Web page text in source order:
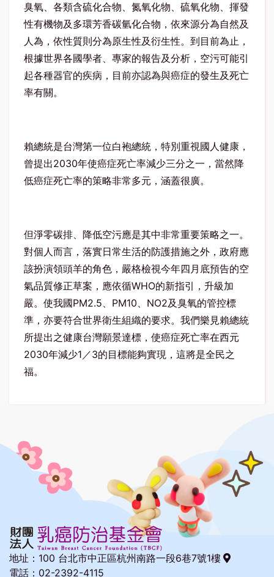
臭氧、各類含硫化合物、氮氧化物、硫氧化物、揮發
性有機物及多環芳香碳氫化合物，依來源分為自然及
人為，依性質則分為原生性及衍生性。到目前為止，
根據世界各國學者、專家的報告及分析，空污可能引
起各種器官的疾病，目前亦認為與癌症的發生及死亡
率有關。
賴總統是台灣第一位白袍總統，特別重視國人健康，
曾提出2030年使癌症死亡率減少三分之一，當然降
低癌症死亡率的策略非常多元，涵蓋很廣。
但淨零碳排、降低空污應是其中非常重要策略之一。
對個人而言，落實日常生活的防護措施之外，政府應
該扮演領頭羊的角色，嚴格檢視今年四月底預告的空
氣品質修正草案，應依循WHO的新指引，升級加
嚴。使我國PM2.5、PM10、NO2及臭氧的管控標
準，亦要符合世界衛生組織的要求。我們樂見賴總統
所提出之健康台灣願景達標，使癌症死亡率在西元
2030年減少1／3的目標能夠實現，這將是全民之
福。
地址： 100 台北市中正區杭州南路一段6巷7號1樓
電話：02-2392-4115